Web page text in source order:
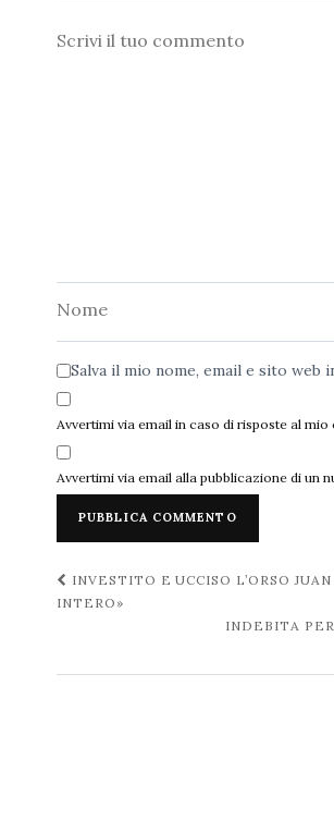
Commento
Salva il mio nome, email e sito
Avvertimi via email in caso di risposte al mio
Avvertimi via email alla pubblicazione di un
Navigazione
post
INVESTITO E UCCISO L’ORSO
INTERO»
INDEBITA